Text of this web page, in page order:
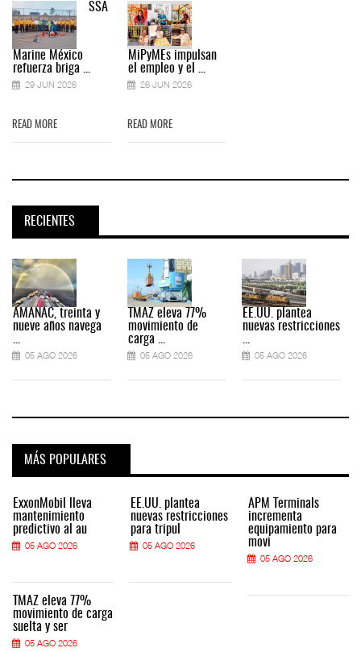
SSA
Marine México
refuerza briga ...
29 JUN 2026
READ MORE
MiPyMEs impulsan
el empleo y el ...
26 JUN 2026
READ MORE
RECIENTES
AMANAC, treinta y
nueve años navega
...
05 AGO 2026
TMAZ eleva 77%
movimiento de
carga ...
05 AGO 2026
EE.UU. plantea
nuevas restricciones
...
05 AGO 2026
MÁS POPULARES
ExxonMobil lleva
mantenimiento
predictivo al au
05 AGO 2026
TMAZ eleva 77%
movimiento de carga
suelta y ser
05 AGO 2026
EE.UU. plantea
nuevas restricciones
para tripul
05 AGO 2026
APM Terminals
incrementa
equipamiento para
movi
05 AGO 2026